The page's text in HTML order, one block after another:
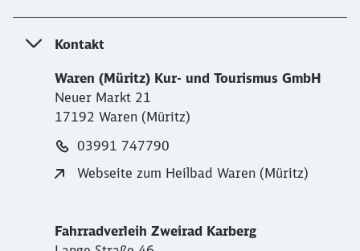
Kontakt
Waren (Müritz) Kur- und Tourismus GmbH
Neuer Markt 21
17192 Waren (Müritz)
03991 747790
Webseite zum Heilbad Waren (Müritz)
Fahrradverleih Zweirad Karberg